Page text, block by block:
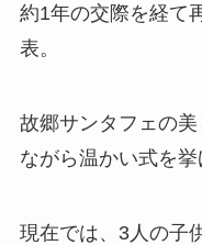
約1年の交際を経て
表。
故郷サンタフェの
ながら温かい式を挙
現在では、3人の子